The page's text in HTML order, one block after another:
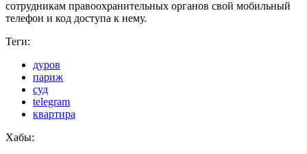
сотрудникам правоохранительных органов свой мобильный
телефон и код доступа к нему.
Теги:
дуров
париж
суд
telegram
квартира
Хабы: